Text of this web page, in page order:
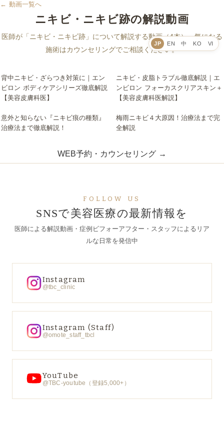
← 動画一覧へ
ニキビ・ニキビ跡の解説動画
医師が「ニキビ・ニキビ跡」について解説する動画（4本）。気になる
施術はカウンセリングでご相談ください。
▶
背中ニキビ・ざらつき対策に｜エン
ビロン ボディケアシリーズ徹底解説
【美容皮膚科医】
▶
ニキビ・皮脂トラブル徹底解説｜エ
ンビロン フォーカスクリアスキン＋
【美容皮膚科医解説】
▶
意外と知らない『ニキビ痕の種類』
治療法まで徹底解説！
▶
梅雨ニキビ４大原因！治療法まで完
全解説
WEB予約・カウンセリング →
FOLLOW US
SNSで美容医療の最新情報を
医師による解説動画・症例ビフォーアフター・スタッフによるリア
ルな日常を発信中
Instagram
@tbc_clinic
Instagram (Staff)
@omote_staff_tbcl
YouTube
@TBC-youtube（登録5,000+）
JP EN 中 KO VI